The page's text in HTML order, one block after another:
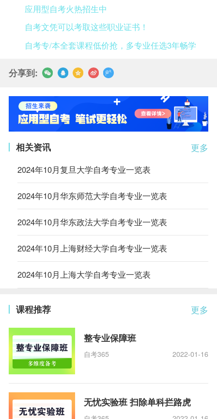
应用型自考火热招生中
自考文凭可以考取这些职业证书！
自考专/本全套课程低价抢，多专业任选3年畅学
分享到:
更多
相关资讯
2024年10月复旦大学自考专业一览表
2024年10月华东师范大学自考专业一览表
2024年10月华东政法大学自考专业一览表
2024年10月上海财经大学自考专业一览表
2024年10月上海大学自考专业一览表
更多
课程推荐
整专业保障班
自考365 2022-01-16
无忧实验班 扫除单科拦路虎